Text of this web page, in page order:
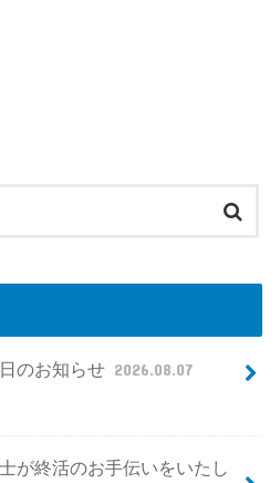
のお知らせ 2026.08.07
が終活のお手伝いをいたし